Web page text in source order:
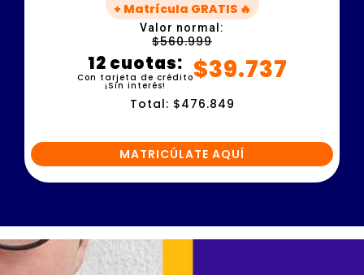
+ Matrícula GRATIS 🔥
Valor normal:
$560.999
12 cuotas:
Con tarjeta de crédito
¡Sin interés!
$39.737
Total: $476.849
MATRICÚLATE AQUÍ